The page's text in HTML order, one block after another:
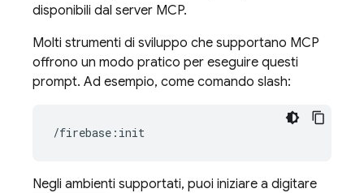
disponibili dal server MCP.
Molti strumenti di sviluppo che supportano MCP
offrono un modo pratico per eseguire questi
prompt. Ad esempio, come comando slash:
Negli ambienti supportati, puoi iniziare a digitare